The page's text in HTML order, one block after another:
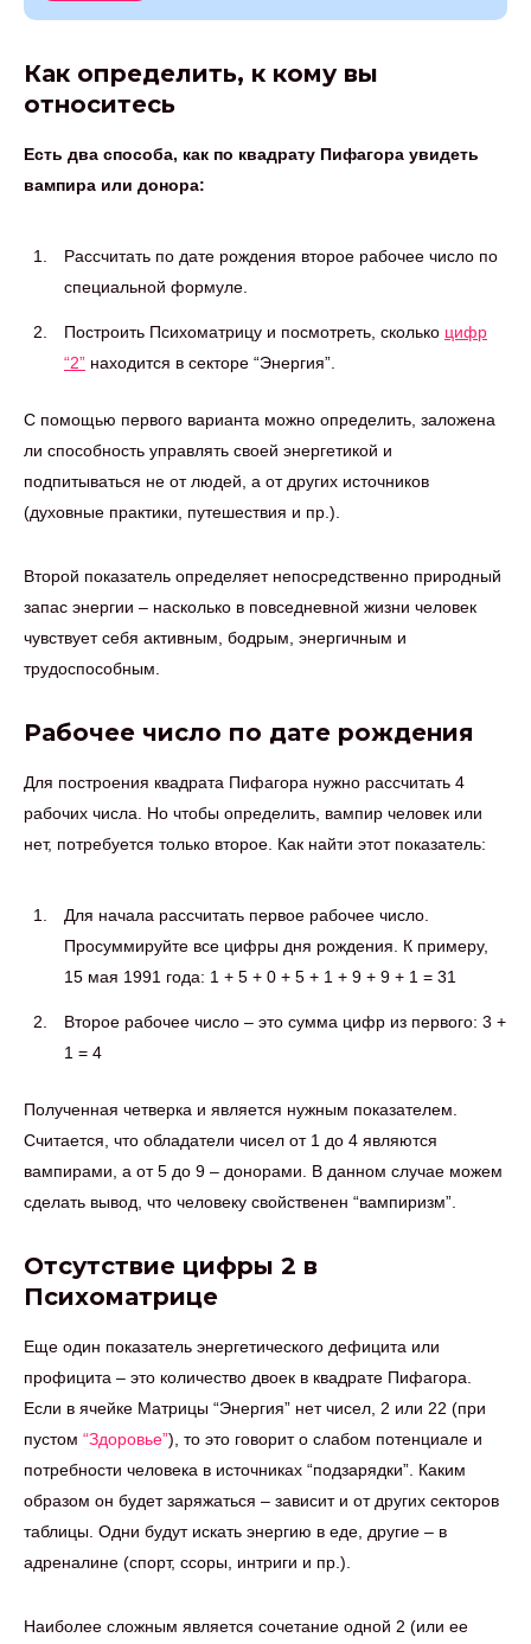
Как определить, к кому вы
относитесь
Есть два способа, как по квадрату Пифагора увидеть
вампира или донора:
Рассчитать по дате рождения второе рабочее число по
специальной формуле.
Построить Психоматрицу и посмотреть, сколько цифр
“2” находится в секторе “Энергия”.
С помощью первого варианта можно определить, заложена
ли способность управлять своей энергетикой и
подпитываться не от людей, а от других источников
(духовные практики, путешествия и пр.).
Второй показатель определяет непосредственно природный
запас энергии – насколько в повседневной жизни человек
чувствует себя активным, бодрым, энергичным и
трудоспособным.
Рабочее число по дате рождения
Для построения квадрата Пифагора нужно рассчитать 4
рабочих числа. Но чтобы определить, вампир человек или
нет, потребуется только второе. Как найти этот показатель:
Для начала рассчитать первое рабочее число.
Просуммируйте все цифры дня рождения. К примеру,
15 мая 1991 года: 1 + 5 + 0 + 5 + 1 + 9 + 9 + 1 = 31
Второе рабочее число – это сумма цифр из первого: 3 +
1 = 4
Полученная четверка и является нужным показателем.
Считается, что обладатели чисел от 1 до 4 являются
вампирами, а от 5 до 9 – донорами. В данном случае можем
сделать вывод, что человеку свойственен “вампиризм”.
Отсутствие цифры 2 в
Психоматрице
Еще один показатель энергетического дефицита или
профицита – это количество двоек в квадрате Пифагора.
Если в ячейке Матрицы “Энергия” нет чисел, 2 или 22 (при
пустом “Здоровье”), то это говорит о слабом потенциале и
потребности человека в источниках “подзарядки”. Каким
образом он будет заряжаться – зависит и от других секторов
таблицы. Одни будут искать энергию в еде, другие – в
адреналине (спорт, ссоры, интриги и пр.).
Наиболее сложным является сочетание одной 2 (или ее